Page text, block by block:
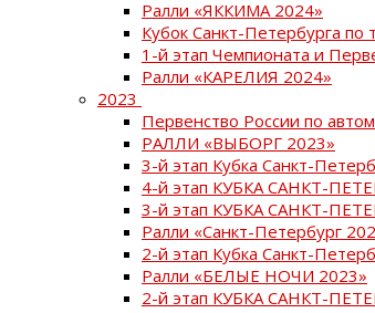
Ралли «ЯККИМА 2024»
Кубок Санкт-Петербурга по
1-й этап Чемпионата и
Ралли «КАРЕЛИЯ 2024»
2023
Первенство России по
РАЛЛИ «ВЫБОРГ 2023»
3-й этап Кубка Санкт-
4-й этап КУБКА САНКТ-
3-й этап КУБКА САНКТ-
Ралли «Санкт-Петербург
2-й этап Кубка Санкт-
Ралли «БЕЛЫЕ НОЧИ 2023»
2-й этап КУБКА САНКТ-